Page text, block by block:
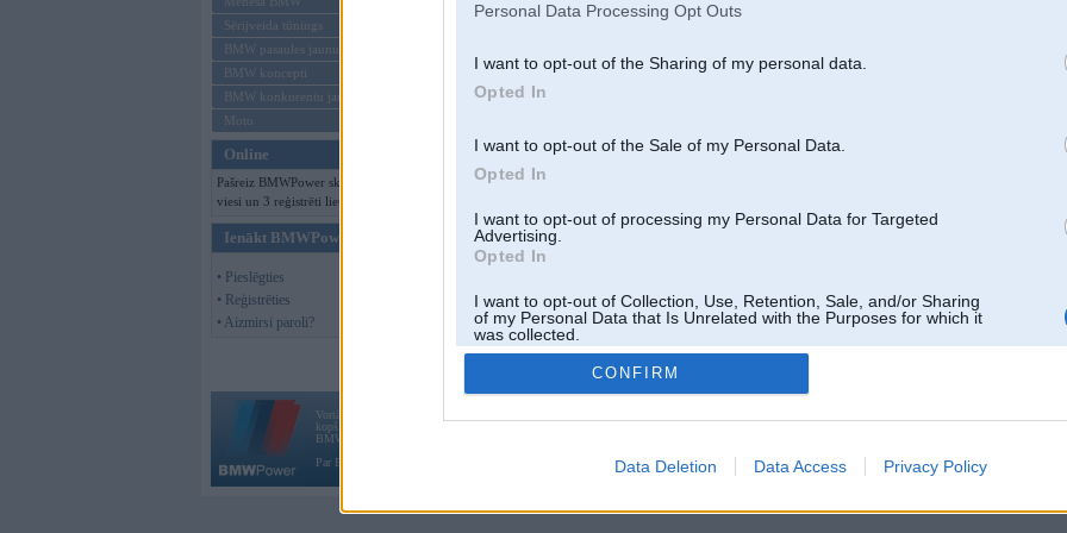
Personal Data Processing Opt Outs
I want to opt-out of the Sharing of my personal data.
Opted In
I want to opt-out of the Sale of my Personal Data.
Opted In
I want to opt-out of processing my Personal Data for Targeted
Advertising.
Opted In
I want to opt-out of Collection, Use, Retention, Sale, and/or Sharing
of my Personal Data that Is Unrelated with the Purposes for which it
was collected.
Opted Out
CONFIRM
Data Deletion Data Access Privacy Policy
Sērijveida tūnings
BMW pasaules jaunumi
BMW koncepti
BMW konkurentu jaunumi
Moto
Online
Pašreiz BMWPower skatās 100
viesi un 3 reģistrēti lietotāji.
Ienākt BMWPower
• Pieslēgties
• Reģistrēties
• Aizmirsi paroli?
Vortāls BMWPower.lv darbojas
kopš 2002. gada 14. maija. Tas nav auto klubs un nav saistīts ar
BMW AG.
Par BMWPower